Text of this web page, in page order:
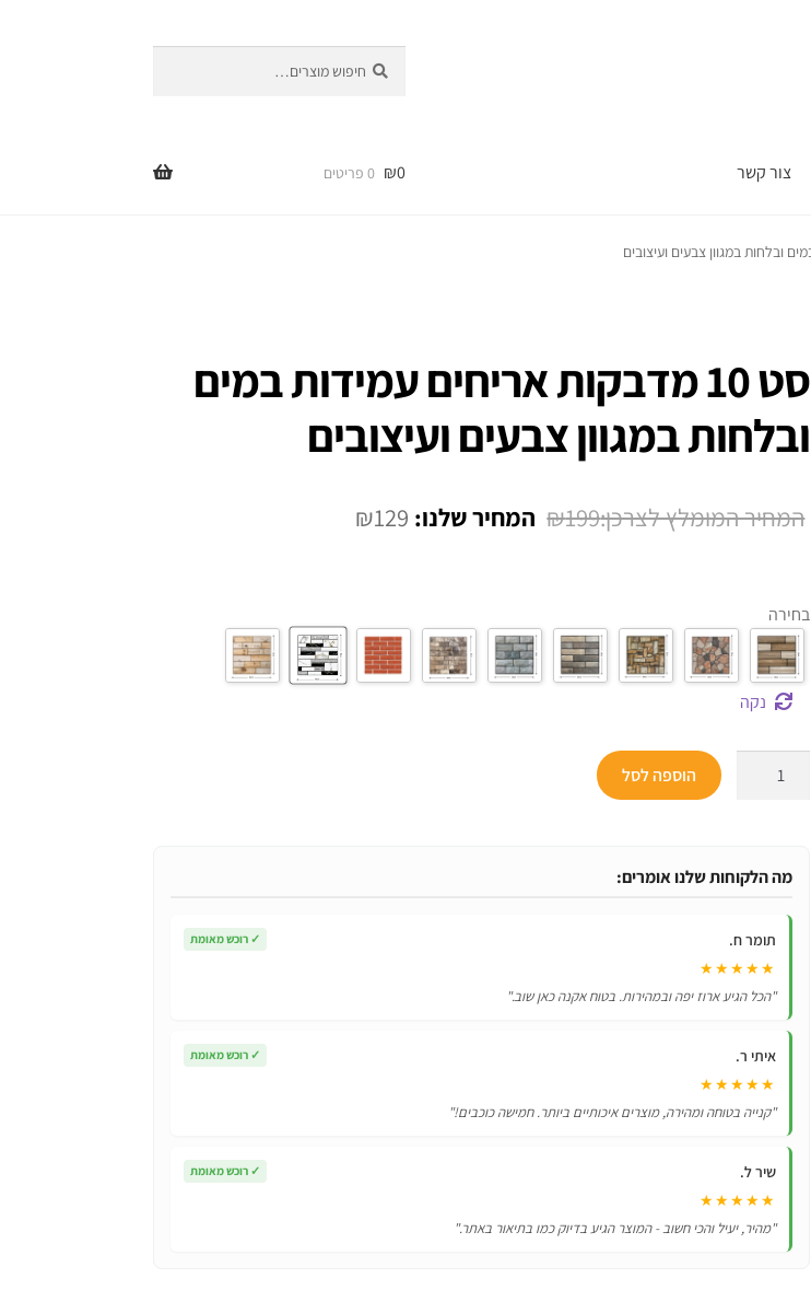
עבור:
צור קשר ₪0 0 פריטים
סט 10 מדבקות אריחים עמידות במים
ובלחות במגוון צבעים ועיצובים
₪199
המחיר
₪199.
₪129 המחיר
₪129.
בחירה
נקה
כמות
מדבקות
עמידות
במגוון
צבעים
ועיצובים
הוספה לסל
מה הלקוחות שלנו אומרים:
תומר ח. ✓ רוכש מאומת
★★★★★
"הכל הגיע ארוז יפה ובמהירות. בטוח אקנה כאן שוב."
איתי ר. ✓ רוכש מאומת
★★★★★
"קנייה בטוחה ומהירה, מוצרים איכותיים ביותר. חמישה כוכבים!"
שיר ל. ✓ רוכש מאומת
★★★★★
"מהיר, יעיל והכי חשוב - המוצר הגיע בדיוק כמו בתיאור באתר."